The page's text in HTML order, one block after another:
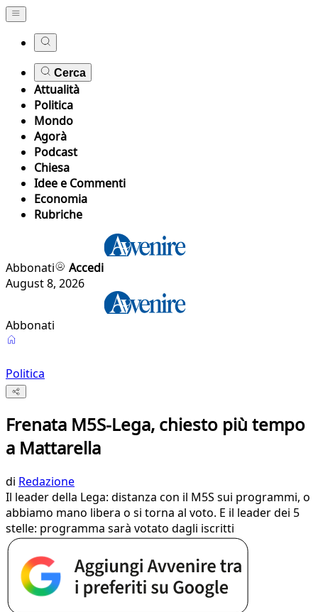
Cerca
Attualità
Politica
Mondo
Agorà
Podcast
Chiesa
Idee e Commenti
Economia
Rubriche
Abbonati
Accedi
August 8, 2026
Abbonati
Politica
Frenata M5S-Lega, chiesto più tempo
a Mattarella
di Redazione
Il leader della Lega: distanza con il M5S sui programmi, o
abbiamo mano libera o si torna al voto. E il leader dei 5
stelle: programma sarà votato dagli iscritti